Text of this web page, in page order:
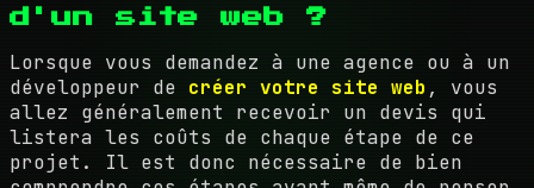
d'un site web ?
Lorsque vous demandez à une agence ou à un
développeur de créer votre site web , vous
allez généralement recevoir un devis qui
listera les coûts de chaque étape de ce
projet. Il est donc nécessaire de bien